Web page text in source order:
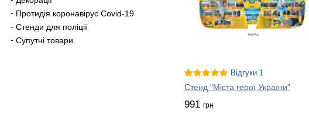
Протидія коронавірус Covid-19
Стенди для поліції
Супутні товари
Відгуки 1
Стенд “Міста герої України”
991 грн